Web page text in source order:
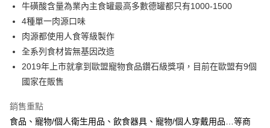
國泰世華商業銀行
兆豐國際商業銀行
臺灣中小企業銀行
匯豐（台灣）商業銀行
聯邦商業銀行
元大商業銀行
玉山商業銀行
星展（台灣）商業銀行
台新國際商業銀行
Apple Pay
悠遊付
全盈+PAY
AFTEE先享後付
相關說明
牛磺酸含量為業內主食罐最高多數德罐都只有1000-1500
4種單一肉源口味
肉源都使用人食等級製作
全系列食材皆無基因改造
2019年上市就拿到歐盟寵物食品鑽石級獎項，目前在歐盟有9個
國家在販售
銷售重點
食品、寵物/個人衛生用品、飲食器具、寵物/個人穿戴用品…等商